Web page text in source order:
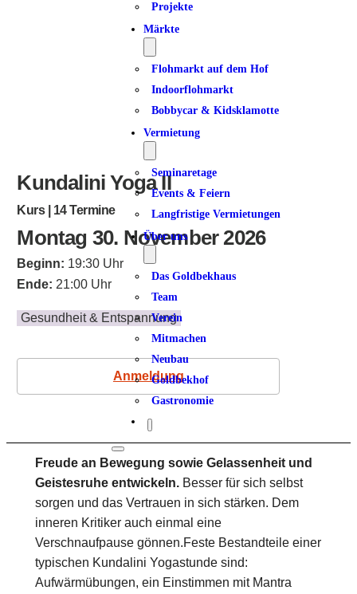
Projekte
Märkte
Flohmarkt auf dem Hof
Indoorflohmarkt
Bobbycar & Kidsklamotte
Vermietung
Seminaretage
Events & Feiern
Langfristige Vermietungen
Über uns
Das Goldbekhaus
Team
Verein
Mitmachen
Neubau
Goldbekhof
Gastronomie
ICS herunterladen
Google Kalender
iCalendarOffice 365
Kundalini Yoga II
Kurs | 14 Termine
Montag 30. November 2026
Beginn: 19:30 Uhr
Ende: 21:00 Uhr
Gesundheit & Entspannung
Anmeldung
Freude an Bewegung sowie Gelassenheit und
Geistesruhe entwickeln. Besser für sich selbst
sorgen und das Vertrauen in sich stärken. Dem
inneren Kritiker auch einmal eine
Verschnaufpause gönnen.Feste Bestandteile einer
typischen Kundalini Yogastunde sind:
Aufwärmübungen, ein Einstimmen mit Mantra